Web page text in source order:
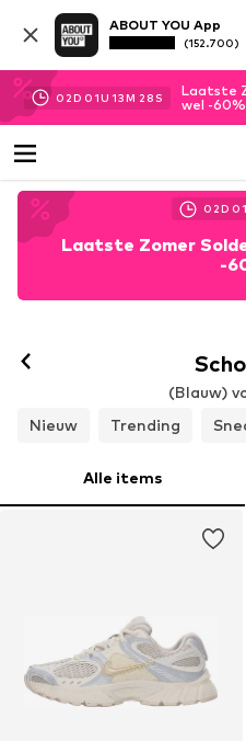
ABOUT YOU App
(152.700)
02D 01U 13M 26 S
Laatste
wel -60%
02D 01
Laatste Zomer
-
(Blauw)
Nieuw
Trending
Alle items